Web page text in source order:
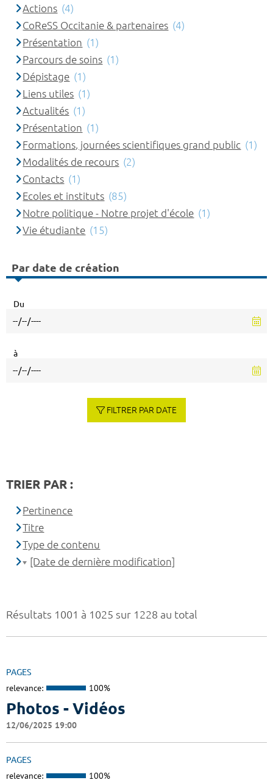
Résultats 1001 à 1025 sur 1228 au total
PAGES
relevance: 100%
Photos - Vidéos
12/06/2025 19:00
PAGES
relevance: 100%
Actions (4)
CoReSS Occitanie & partenaires (4)
Présentation (1)
Parcours de soins (1)
Dépistage (1)
Liens utiles (1)
Actualités (1)
Présentation (1)
Formations, journées scientifiques grand public (1)
Modalités de recours (2)
Contacts (1)
Ecoles et instituts (85)
Notre politique - Notre projet d'école (1)
Vie étudiante (15)
Par date de création
Du
à
FILTRER PAR DATE
TRIER PAR :
Pertinence
Titre
Type de contenu
[Date de dernière modification]